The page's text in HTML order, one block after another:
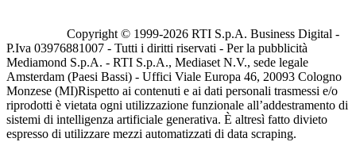
Copyright © 1999-2026 RTI S.p.A. Business Digital -
P.Iva 03976881007 - Tutti i diritti riservati - Per la pubblicità
Mediamond S.p.A. - RTI S.p.A., Mediaset N.V., sede legale
Amsterdam (Paesi Bassi) - Uffici Viale Europa 46, 20093 Cologno
Monzese (MI)Rispetto ai contenuti e ai dati personali trasmessi e/o
riprodotti è vietata ogni utilizzazione funzionale all’addestramento di
sistemi di intelligenza artificiale generativa. È altresì fatto divieto
espresso di utilizzare mezzi automatizzati di data scraping.